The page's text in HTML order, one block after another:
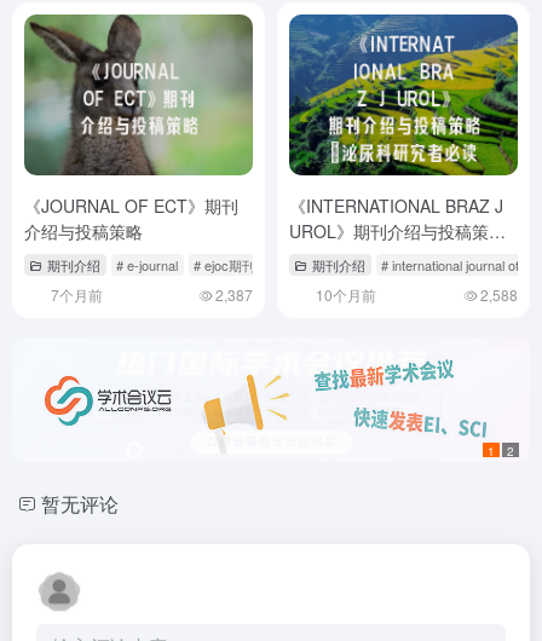
《JOURNAL OF ECT》期刊
介绍与投稿策略
期刊介绍 # e-journal # ejoc期刊怎么样 # the journal of ect
7个月前 2,387
《INTERNATIONAL BRAZ J
UROL》期刊介绍与投稿策
略：泌尿科研究者必读指南
期刊介绍 # international journal of
10个月前 2,588
1 2
暂无评论